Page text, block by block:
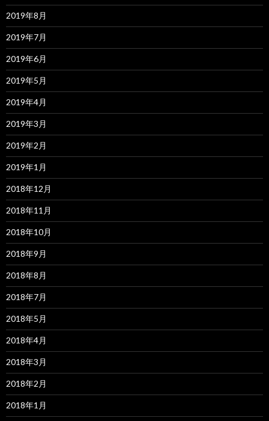
2019年8月
2019年7月
2019年6月
2019年5月
2019年4月
2019年3月
2019年2月
2019年1月
2018年12月
2018年11月
2018年10月
2018年9月
2018年8月
2018年7月
2018年5月
2018年4月
2018年3月
2018年2月
2018年1月